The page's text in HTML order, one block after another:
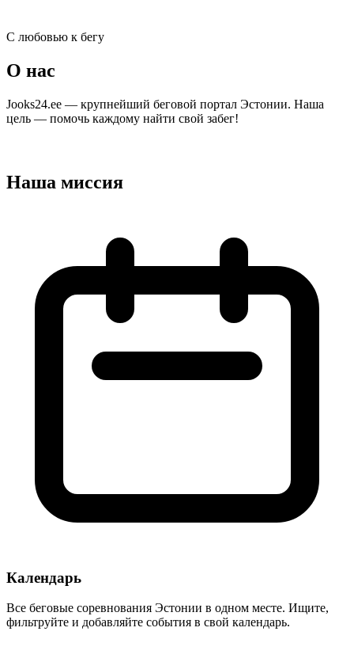
С любовью к бегу
О нас
Jooks24.ee — крупнейший беговой портал Эстонии. Наша
цель — помочь каждому найти свой забег!
Наша миссия
Календарь
Все беговые соревнования Эстонии в одном месте. Ищите,
фильтруйте и добавляйте события в свой календарь.